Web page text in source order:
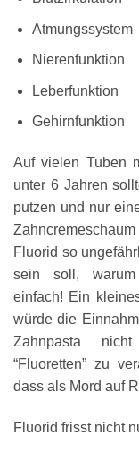
Atmungssystem
Nierenfunktion
Leberfunktion
Gehirnfunktion
Auf vielen Tuben
unter 6 Jahren
putzen und nur
Fluorid so
sein soll,
einfach! Ein
würde die
Zahnpasta
“Fluoretten” zu
dass als Mord auf
Fluorid frisst nicht